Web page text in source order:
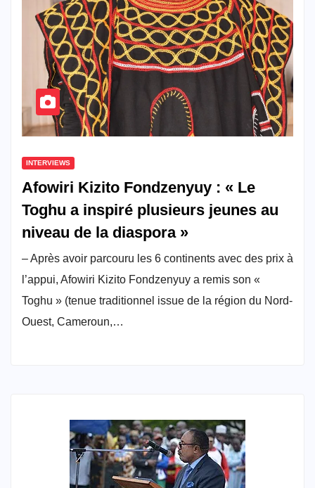
INTERVIEWS
Afowiri Kizito Fondzenyuy : « Le
Toghu a inspiré plusieurs jeunes au
niveau de la diaspora »
– Après avoir parcouru les 6 continents avec des prix à
l’appui, Afowiri Kizito Fondzenyuy a remis son «
Toghu » (tenue traditionnel issue de la région du Nord-
Ouest, Cameroun,…